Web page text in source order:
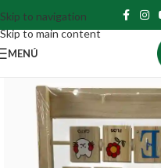
Skip to navigation
Skip to main content
MENÚ